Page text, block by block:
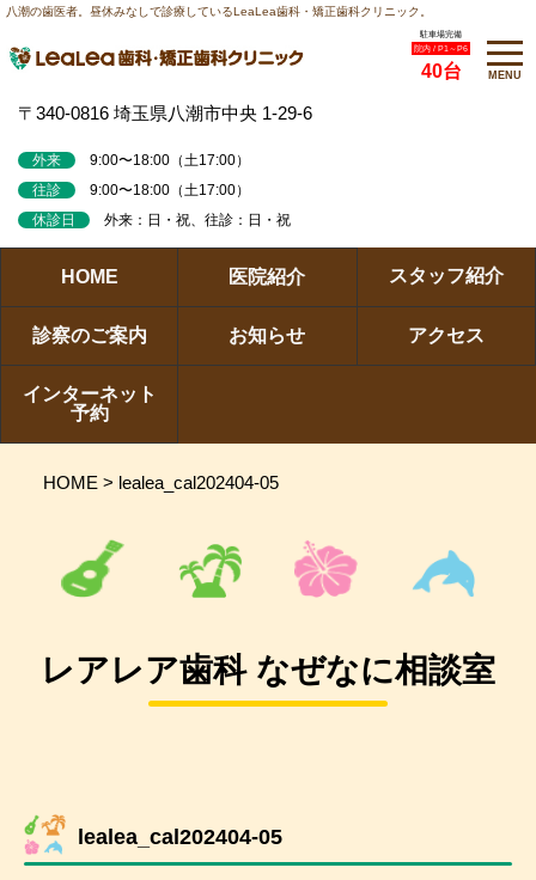
八潮の歯医者。昼休みなしで診療しているLeaLea歯科・矯正歯科クリニック。
〒340-0816 埼玉県八潮市中央 1-29-6
駐車場完備
院内 / P1～P6
40台 MENU
外来 9:00〜18:00（土17:00）
往診 9:00〜18:00（土17:00）
休診日 外来：日・祝、往診：日・祝
HOME 医院紹介 スタッフ紹介
診察のご案内 お知らせ アクセス
インターネット
予約
HOME > lealea_cal202404-05
レアレア歯科 なぜなに相談室
lealea_cal202404-05